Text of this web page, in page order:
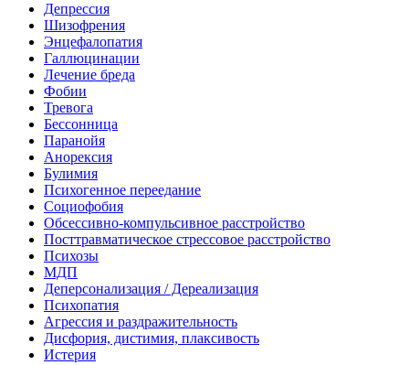
Депрессия
Шизофрения
Энцефалопатия
Галлюцинации
Лечение бреда
Фобии
Тревога
Бессонница
Паранойя
Анорексия
Булимия
Психогенное переедание
Социофобия
Обсессивно-компульсивное расстройство
Посттравматическое стрессовое расстройство
Психозы
МДП
Деперсонализация / Дереализация
Психопатия
Агрессия и раздражительность
Дисфория, дистимия, плаксивость
Истерия